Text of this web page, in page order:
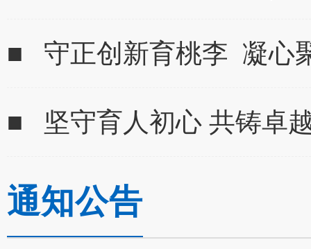
■ 守正创新育桃李 凝心
■ 坚守育人初心 共铸卓
通知公告